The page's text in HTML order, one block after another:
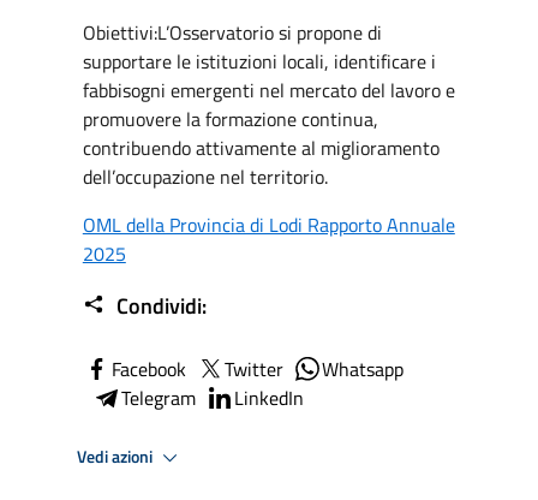
Obiettivi:L’Osservatorio si propone di
supportare le istituzioni locali, identificare i
fabbisogni emergenti nel mercato del lavoro e
promuovere la formazione continua,
contribuendo attivamente al miglioramento
dell’occupazione nel territorio.
OML della Provincia di Lodi Rapporto Annuale
2025
Condividi:
Facebook Twitter
Whatsapp
Telegram
LinkedIn
Vedi azioni